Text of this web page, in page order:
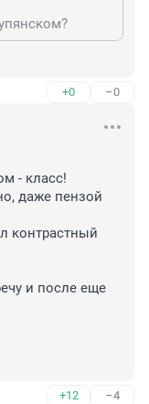
+0 –0
- класс!
даже пензой
контрастный
и после еще
+12 –4